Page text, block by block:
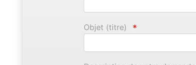
Objet (titre) *